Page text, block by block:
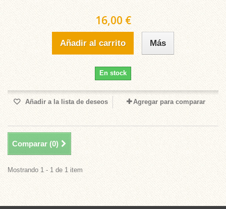
16,00 €
Añadir al carrito Más
En stock
Añadir a la lista de deseos Agregar para comparar
Comparar (0)
Mostrando 1 - 1 de 1 item